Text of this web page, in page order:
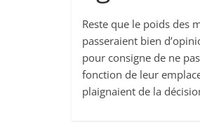
Reste que le poids des
passeraient bien
pour consigne de ne
fonction de leur
plaignaient de la